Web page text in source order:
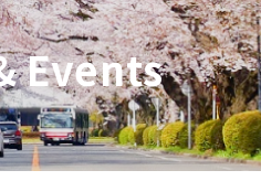
Events